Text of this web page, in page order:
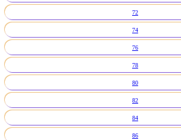
72
74
76
78
80
82
84
86